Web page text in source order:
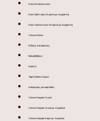
Κουτιά Καλλυντικών
Κουτί βάπτισης Ντυμένο με Δερματίνη
Κουτί καλλυντικών Ντυμένο με Δερματίνη
Ξύλινα Sticks
Ειδικές Κατασκευές
Μολυβοθήκες
Κασπώ
Ταμπελάκια Χώρων
Καλόγερος για λαμπάδες
Ξύλινο Καφάσι Λευκό
Ξύλινο Καφάσι Λευκό με Χερούλια
Ξύλινο Καφάσι Καφέ με Χερούλια